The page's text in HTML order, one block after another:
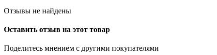
Отзывы не найдены
Оставить отзыв на этот товар
Поделитесь мнением с другими покупателями